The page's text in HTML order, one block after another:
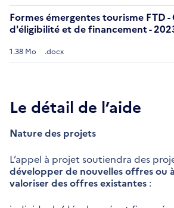
Formes émergentes tourisme FTD
d'éligibilité et de financement -
1.38 Mo .docx
Le détail de l’aide
Nature des projets
L’appel à projet soutiendra des
développer de nouvelles offres ou
valoriser des offres existantes :